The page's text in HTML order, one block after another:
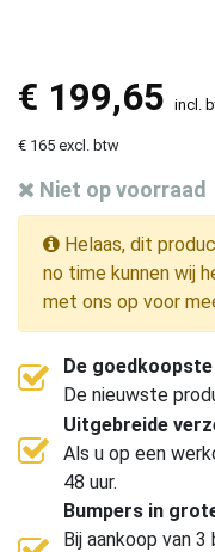
€ 199,65 incl.
€ 165 excl. btw
Niet op voorraad
Helaas, dit
no time kunnen wij
met ons op voor
De
De nieuwste
Uitgebreide
Als u op een
48 uur.
Bumpers in
Bij aankoop van